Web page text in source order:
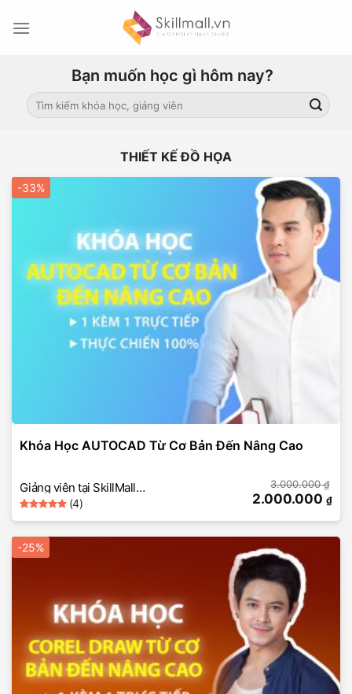
Bạn muốn học gì hôm nay?
Search
for:
THIẾT KẾ ĐỒ HỌA
-33%
Khóa Học AUTOCAD Từ Cơ Bản Đến Nâng Cao
Giảng viên tại SkillMall
(AUTOCAD 2D từ cơ bản
đến nâng cao)
5
based on
customer
ratings
(4)
3.000.000₫
2.000.000₫
-25%